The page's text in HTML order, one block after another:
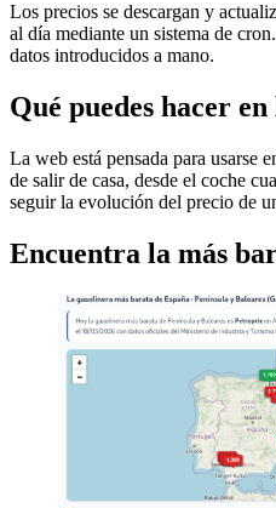
Los precios se descargan y
al día mediante un sistema de
datos introducidos a mano.
Qué puedes hacer
La web está pensada para usarse
de salir de casa, desde el coche
seguir la evolución del precio de
Encuentra la más